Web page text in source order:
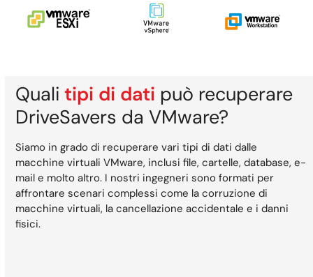
Qualitipi di dati può recuperare
DriveSavers da VMware?
Siamo in grado di recuperare vari tipi di dati dalle
macchine virtuali VMware, inclusi file, cartelle, database, e-
mail e molto altro. I nostri ingegneri sono formati per
affrontare scenari complessi come la corruzione di
macchine virtuali, la cancellazione accidentale e i danni
fisici.